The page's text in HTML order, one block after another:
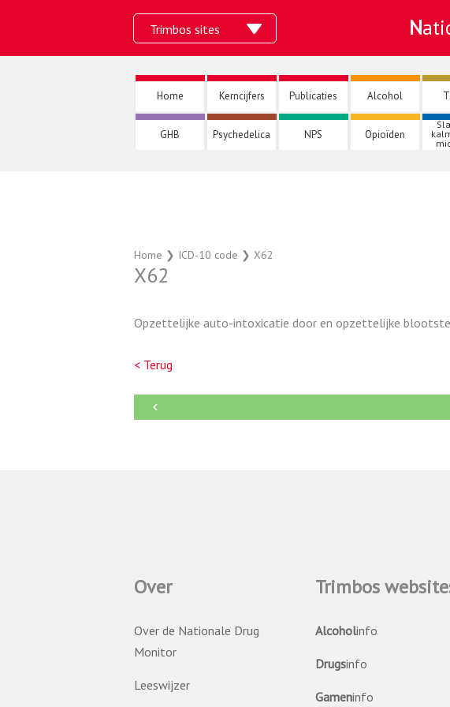
de
Trimbos sites
Home Kerncijfers Publicaties Alcohol
GHB Psychedelica NPS Opioïden
Home ❯ ICD-10 code ❯ X62
X62
Opzettelijke auto-intoxicatie door en opzettelijke
< Terug
←
Over
Over de Nationale Drug
Monitor
Leeswijzer
Trimbos
Alcoholinfo
Drugsinfo
Gameninfo